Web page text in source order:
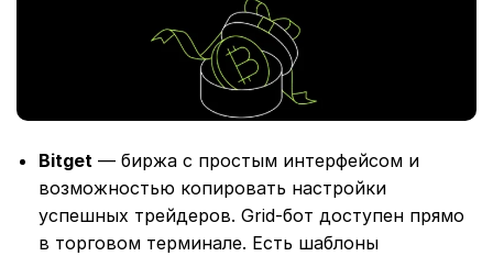
Bitget — биржа с простым интерфейсом и
возможностью копировать настройки
успешных трейдеров. Grid-бот доступен прямо
в торговом терминале. Есть шаблоны